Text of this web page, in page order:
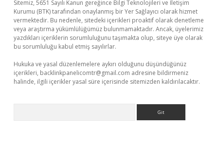
Sitemiz, 5651 Sayılı Kanun gereğince Bilgi Teknolojileri ve İletişim
Kurumu (BTK) tarafından onaylanmış bir Yer Sağlayıcı olarak hizmet
vermektedir. Bu nedenle, sitedeki içerikleri proaktif olarak denetleme
veya araştırma yükümlülüğümüz bulunmamaktadır. Ancak, üyelerimiz
yazdıkları içeriklerin sorumluluğunu taşımakta olup, siteye üye olarak
bu sorumluluğu kabul etmiş sayılırlar.
Hukuka ve yasal düzenlemelere aykırı olduğunu düşündüğünüz
içerikleri, backlinkpanelicomtr@gmail.com adresine bildirmeniz
halinde, ilgili içerikler yasal süre içerisinde sitemizden kaldırılacaktır.